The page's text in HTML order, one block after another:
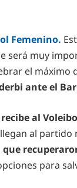
Femenino.
será muy
el máximo
ante el
al
al
para